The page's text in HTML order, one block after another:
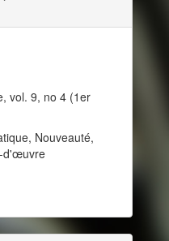
vol. 9, no 4 (1er
Nouveauté,
d'œuvre